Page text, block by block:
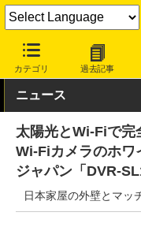
カテゴリ 過去記事
INTERNET Watch ハー
ニュース
太陽光とWi-Fiで
Wi-Fiカメラのホワ
ジャパン「DVR-
日本家屋の外壁とマッ